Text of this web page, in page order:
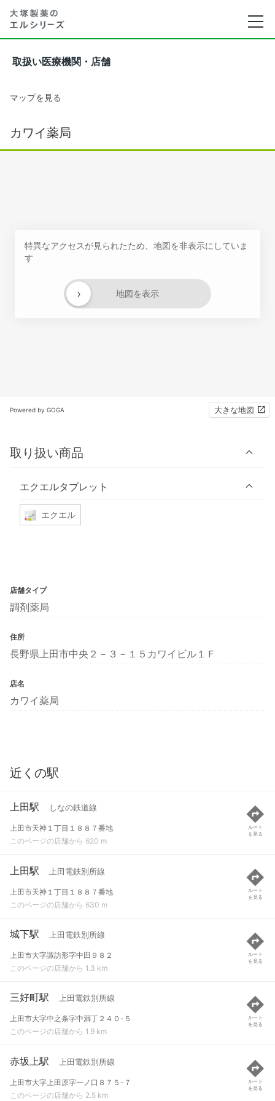
取扱い医療機関・店舗
マップを見る
カワイ薬局
特異なアクセスが見られたため、地図を非表示にしていま
す
地図を表示
›
Powered by GOGA 大きな地図
取り扱い商品
エクエルタブレット
エクエル
店舗タイプ
調剤薬局
住所
長野県上田市中央２－３－１５カワイビル１Ｆ
店名
カワイ薬局
近くの駅
上田駅 しなの鉄道線
上田市天神１丁目１８８７番地
このページの店舗から 620 m
ルート
を見る
上田駅 上田電鉄別所線
上田市天神１丁目１８８７番地
このページの店舗から 630 m
ルート
を見る
城下駅 上田電鉄別所線
上田市大字諏訪形字中田９８２
このページの店舗から 1.3 km
ルート
を見る
三好町駅 上田電鉄別所線
上田市大字中之条字中満丁２４０-５
このページの店舗から 1.9 km
ルート
を見る
赤坂上駅 上田電鉄別所線
上田市大字上田原字一ノ口８７５-７
このページの店舗から 2.5 km
ルート
を見る